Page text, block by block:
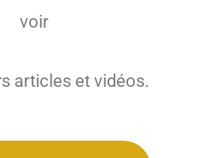
voir
articles et vidéos.